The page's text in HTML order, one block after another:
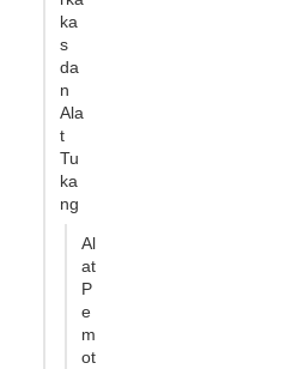
ka
s
da
n
Ala
t
Tu
ka
ng
Al
at
P
e
m
ot